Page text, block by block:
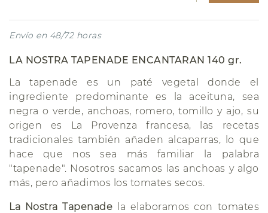
Envío en 48/72 horas
LA NOSTRA TAPENADE ENCANTARAN 140 gr.
La tapenade es un paté vegetal donde el
ingrediente predominante es la aceituna, sea
negra o verde, anchoas, romero, tomillo y ajo, su
origen es La Provenza francesa, las recetas
tradicionales también añaden alcaparras, lo que
hace que nos sea ​​más familiar la palabra
"tapenade". Nosotros sacamos las anchoas y algo
más, pero añadimos los tomates secos.
La Nostra Tapenade la elaboramos con tomates